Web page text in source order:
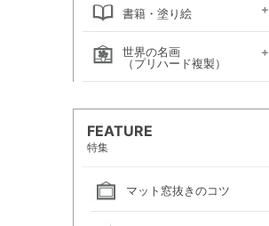
ポートフォリオ
キャンバスバッグ
キャンバスバッグ
スケッチバッグ各種
スケッチバッグ
エプロン
書籍・塗り絵
絵画関連書籍
塗り絵
世界の名画
（プリハード複製）
FEATURE
特集
マット窓抜きのコツ